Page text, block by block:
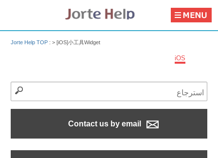
Jorte Help TOP : >[iOS]小工具Widget
iOS